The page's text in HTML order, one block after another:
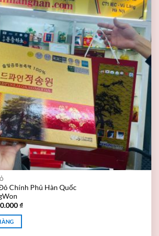
Chính Phủ Hàn Quốc
₫